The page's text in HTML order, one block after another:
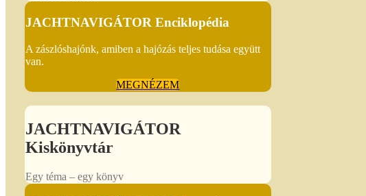
JACHTNAVIGÁTOR Enciklopédia
A zászlóshajónk, amiben a hajózás teljes tudása együtt
van.
MEGNÉZEM
JACHTNAVIGÁTOR
Kiskönyvtár
Egy téma – egy könyv